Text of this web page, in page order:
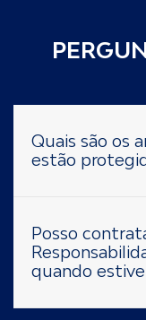
Quais são os
estão
Posso
quando